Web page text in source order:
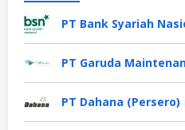
PT Bank Syariah
PT Garuda
PT Dahana (Persero)